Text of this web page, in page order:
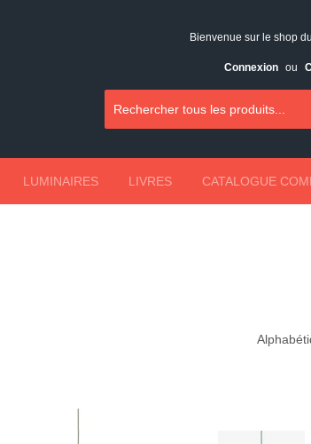
Bienvenue sur le shop
Connexion ou
LUMINAIRES LIVRES CATALOGUE